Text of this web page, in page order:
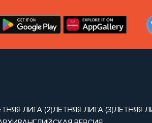
ЛИГА (2)ЛЕТНЯЯ ЛИГА (3)ЛЕТНЯЯ